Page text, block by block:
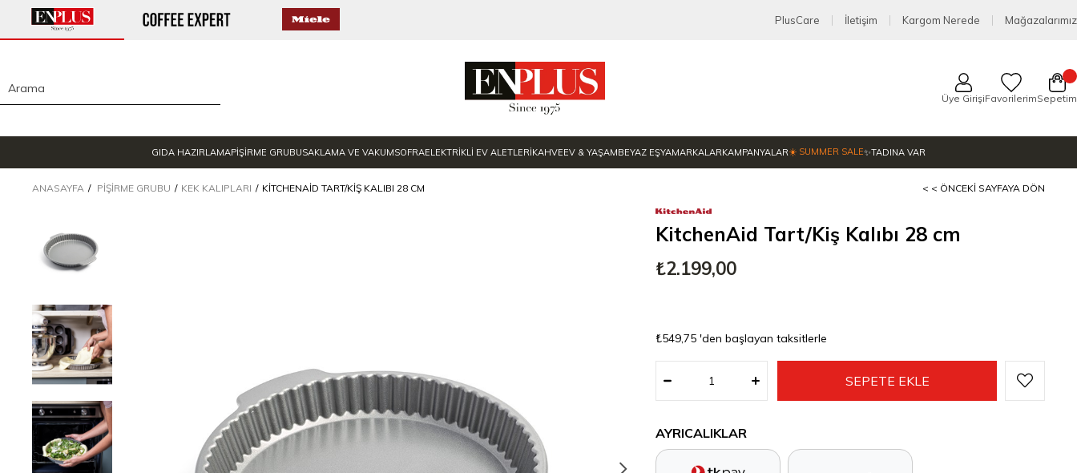
PlusCare İletişim Kargom Nerede Mağazalarımız
Üye GirişiFavorilerimSepetim
GIDA HAZIRLAMAPİŞİRME GRUBUSAKLAMA VE VAKUMSOFRAELEKTRİKLİ EV ALETLERİKAHVEEV & YAŞAMBEYAZ EŞYAMARKALARKAMPANYALAR☀️ SUMMER SALE✨TADINA VAR
ANASAYFA PIŞIRME GRUBU KEK KALIPLARI KITCHENAID TART/KIŞ KALIBI 28 CM < < ÖNCEKI SAYFAYA DÖN
KitchenAid Tart/Kiş Kalıbı 28 cm
₺2.199,00
₺549,75 'den başlayan taksitlerle
AYRICALIKLAR